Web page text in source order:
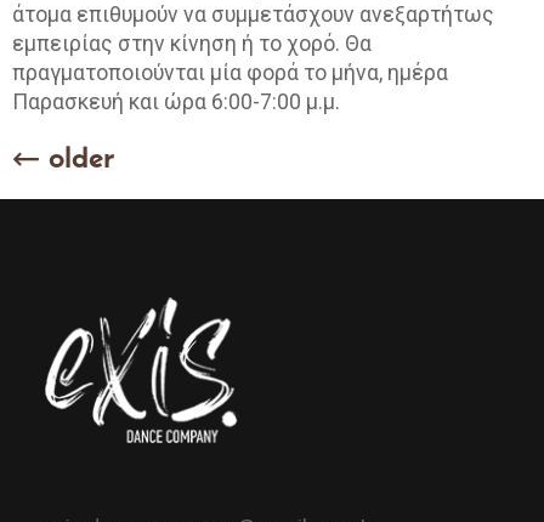
άτομα επιθυμούν να συμμετάσχουν ανεξαρτήτως
εμπειρίας στην κίνηση ή το χορό. Θα
πραγματοποιούνται μία φορά το μήνα, ημέρα
Παρασκευή και ώρα 6:00-7:00 μ.μ.
← older